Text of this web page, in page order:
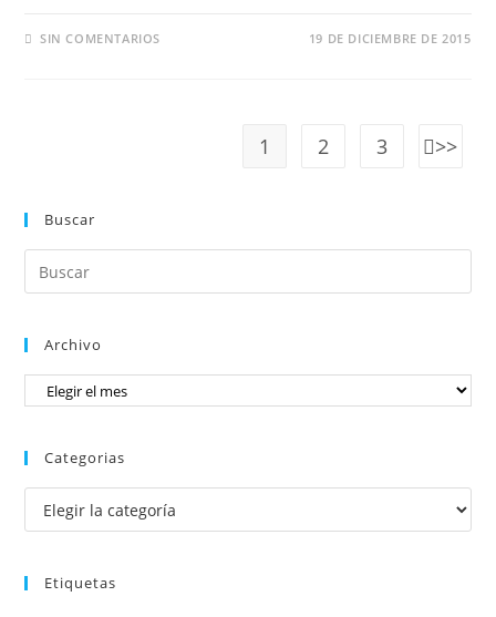
SIN COMENTARIOS 19 DE DICIEMBRE DE 2015
1 2 3
Buscar
Archivo
Categorias
Etiquetas